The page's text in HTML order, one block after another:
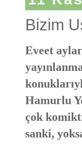
Bizim
Eveet
Hamurlu
çok
sanki,